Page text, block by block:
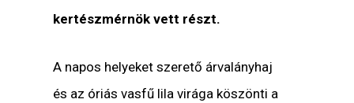
kertészmérnök vett részt.
A napos helyeket szerető árvalányhaj
és az óriás vasfű lila virága köszönti a